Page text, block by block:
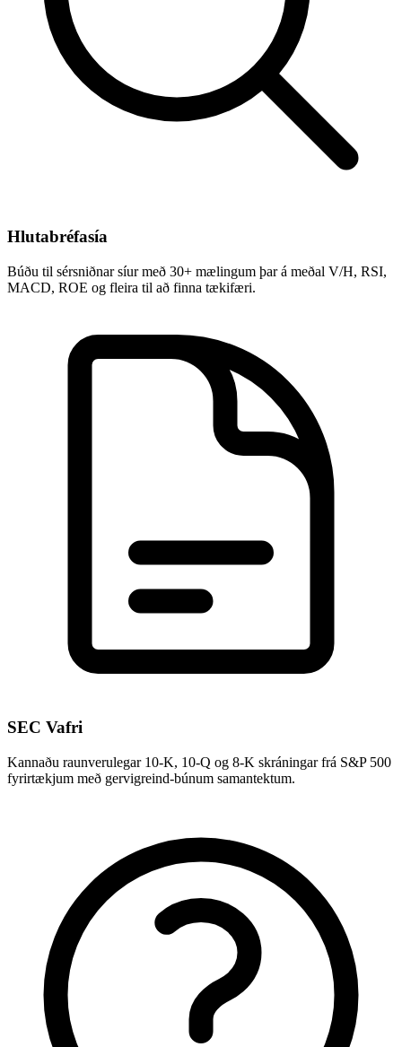
Hlutabréfasía
Búðu til sérsniðnar síur með 30+ mælingum þar á meðal V/H, RSI,
MACD, ROE og fleira til að finna tækifæri.
SEC Vafri
Kannaðu raunverulegar 10-K, 10-Q og 8-K skráningar frá S&P 500
fyrirtækjum með gervigreind-búnum samantektum.